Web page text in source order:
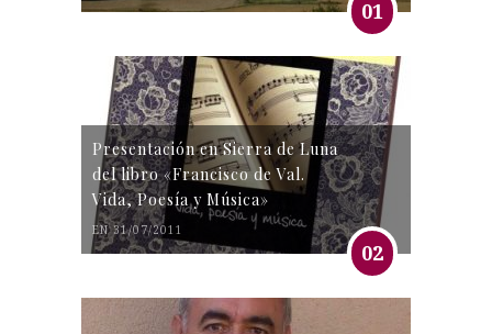
01
Presentación en Sierra de Luna
del libro «Francisco de Val.
Vida, Poesía y Música»
EN 31/07/2011
02